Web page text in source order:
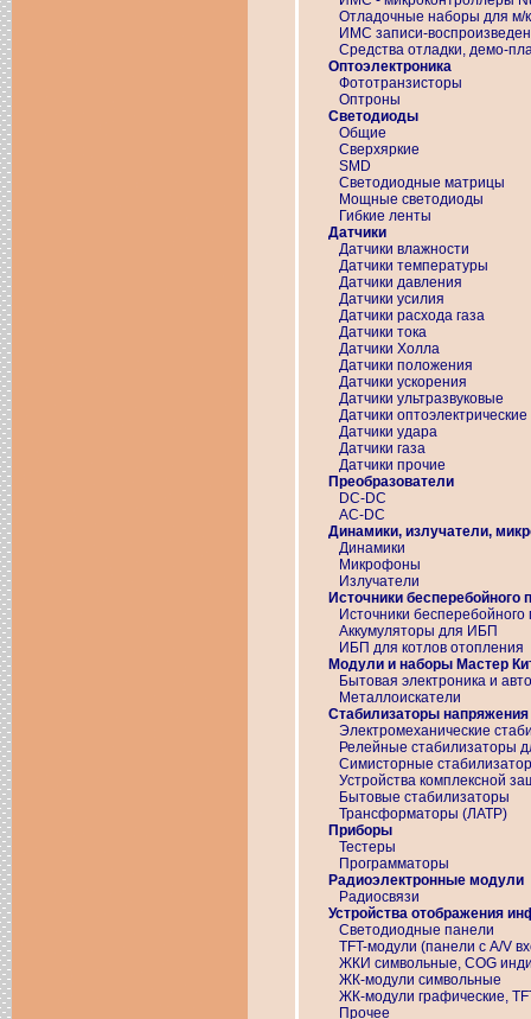
Отладочные наборы для м/
ИМС записи-
Средства отладки, демо-
Оптоэлектроника
Фототранзисторы
Оптроны
Светодиоды
Общие
Сверхяркие
SMD
Светодиодные матрицы
Мощные светодиоды
Гибкие ленты
Датчики
Датчики влажности
Датчики температуры
Датчики давления
Датчики усилия
Датчики расхода газа
Датчики тока
Датчики Холла
Датчики положения
Датчики ускорения
Датчики ультразвуковые
Датчики оптоэлектрические
Датчики удара
Датчики газа
Датчики прочие
Преобразователи
DC-DC
AC-DC
Динамики, излучатели,
Динамики
Микрофоны
Излучатели
Источники бесперебойного
Источники бесперебойного
Аккумуляторы для ИБП
ИБП для котлов отопления
Модули и наборы Мастер
Бытовая электроника и
Металлоискатели
Стабилизаторы напряжения
Электромеханические
Релейные стабилизаторы
Симисторные
Устройства комплексной
Бытовые стабилизаторы
Трансформаторы (ЛАТР)
Приборы
Тестеры
Программаторы
Радиоэлектронные модули
Радиосвязи
Устройства отображения
Светодиодные панели
TFT-модули (панели с A/V
ЖКИ символьные, COG
ЖК-модули символьные
ЖК-модули графические,
Прочее